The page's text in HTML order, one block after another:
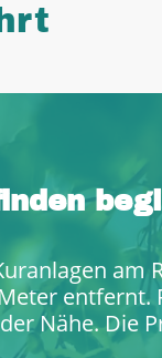
am
entfernt.
Nähe. Die